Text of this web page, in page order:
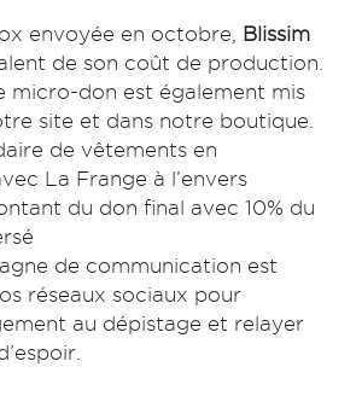
envoyée en octobre,
Blissim
de son coût de production.
micro-don est également mis
site et dans notre boutique.
de vêtements en
La Frange à l’envers
du don final avec 10% du
de communication est
réseaux sociaux pour
au dépistage et relayer